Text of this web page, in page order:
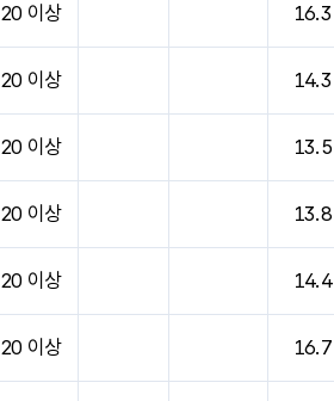
20 이상 16.3
20 이상 14.3
20 이상 13.5
20 이상 13.8
20 이상 14.4
20 이상 16.7